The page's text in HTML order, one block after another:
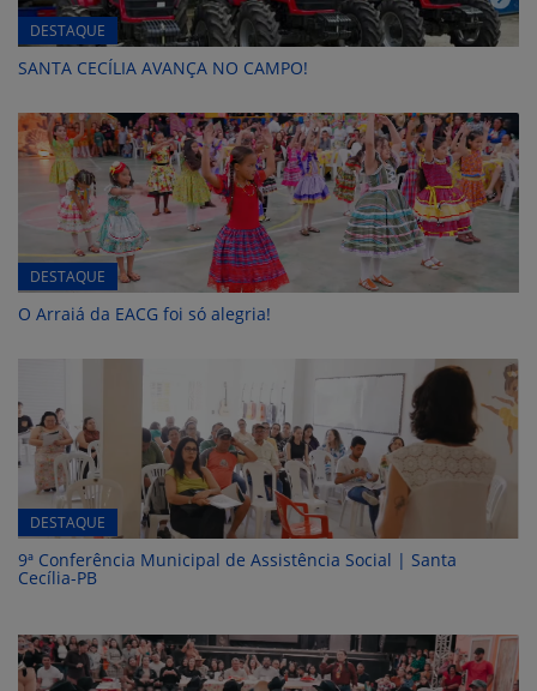
DESTAQUE
SANTA CECÍLIA AVANÇA NO CAMPO!
DESTAQUE
O Arraiá da EACG foi só alegria!
DESTAQUE
9ª Conferência Municipal de Assistência Social | Santa
Cecília-PB